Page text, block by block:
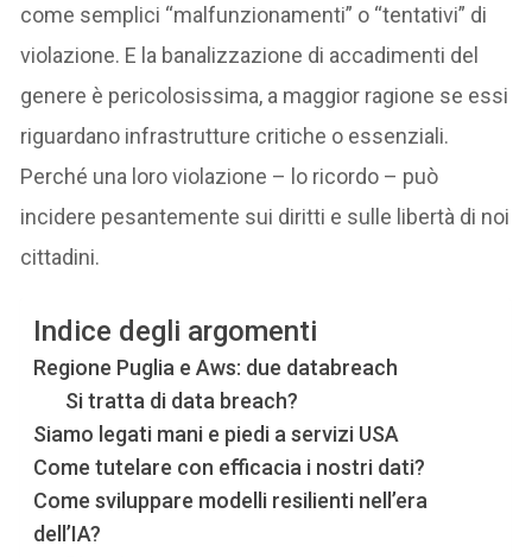
come semplici “malfunzionamenti” o “tentativi” di
violazione. E la banalizzazione di accadimenti del
genere è pericolosissima, a maggior ragione se essi
riguardano infrastrutture critiche o essenziali.
Perché una loro violazione – lo ricordo – può
incidere pesantemente sui diritti e sulle libertà di noi
cittadini.
Indice degli argomenti
Regione Puglia e Aws: due databreach
Si tratta di data breach?
Siamo legati mani e piedi a servizi USA
Come tutelare con efficacia i nostri dati?
Come sviluppare modelli resilienti nell’era
dell’IA?